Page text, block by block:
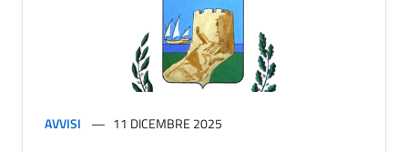
AVVISI 11 DICEMBRE 2025